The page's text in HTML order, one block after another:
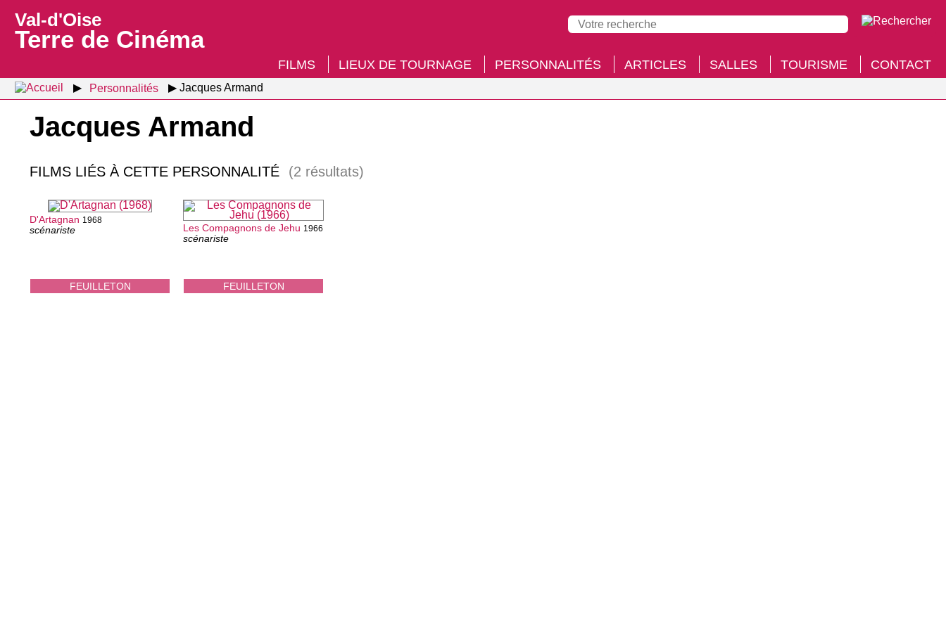
Val-d'Oise
Terre de Cinéma
FILMS LIEUX DE TOURNAGE PERSONNALITÉS ARTICLES SALLES TOURISME CONTACT
Personnalités Jacques Armand
Jacques Armand
FILMS LIÉS À CETTE PERSONNALITÉ (2 résultats)
FEUILLETON
D'Artagnan 1968
scénariste
FEUILLETON
Les Compagnons de Jehu 1966
scénariste